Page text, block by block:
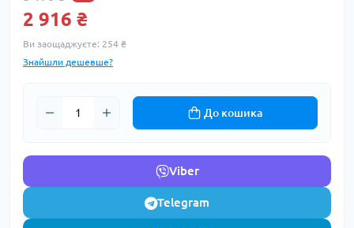
2 916 ₴
Ви заощаджуєте: 254 ₴
Знайшли дешевше?
До кошика
Viber
Telegram